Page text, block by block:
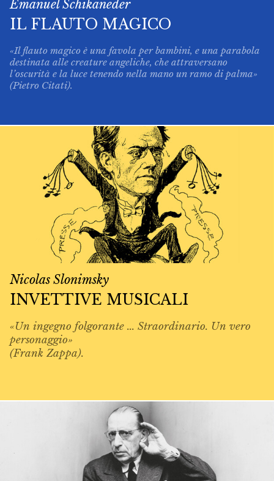
Emanuel Schikaneder
IL FLAUTO MAGICO
«Il flauto magico è una favola per bambini, e una parabola
destinata alle creature angeliche, che attraversano
l’oscurità e la luce tenendo nella mano un ramo di palma»
(Pietro Citati).
Nicolas Slonimsky
INVETTIVE MUSICALI
«Un ingegno folgorante ... Straordinario. Un vero
personaggio»
(Frank Zappa).